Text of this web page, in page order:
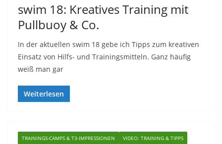
swim 18: Kreatives Training mit
Pullbuoy & Co.
In der aktuellen swim 18 gebe ich Tipps zum kreativen
Einsatz von Hilfs- und Trainingsmitteln. Ganz häufig
weiß man gar
Weiterlesen
TRAININGS-CAMPS & T3-IMPRESSIONEN VIDEO: TRAINING & TIPPS